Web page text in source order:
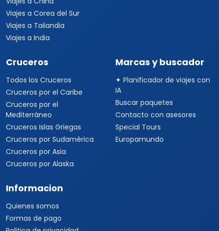
Todos los Cruceros
Cruceros por el Caribe
Cruceros por el
Mediterráneo
Cruceros por Sudamérica
Cruceros por Asia
Cruceros por Alaska
Europamundo
Informacion
Quienes somos
Formas de pago
Politica de privacidad
Politicas de cancelacion
Contacto